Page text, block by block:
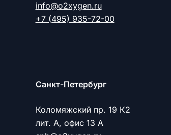
info@o2xygen.ru
+7 (495) 935-72-00
Cанкт-Петербург
Коломяжский пр. 19 К2
лит. А, офис 13 А